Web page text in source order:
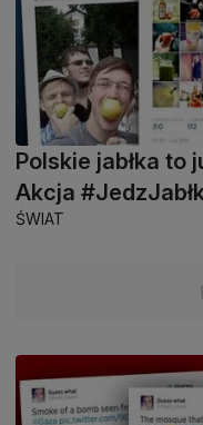
Polskie jabłka to
Akcja
ŚWIAT